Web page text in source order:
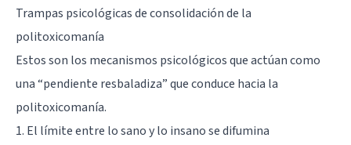
Trampas psicológicas de consolidación de la
politoxicomanía
Estos son los mecanismos psicológicos que actúan como
una “pendiente resbaladiza” que conduce hacia la
politoxicomanía.
1. El límite entre lo sano y lo insano se difumina